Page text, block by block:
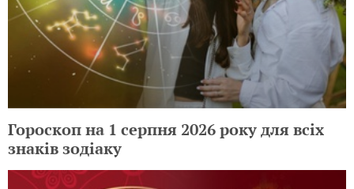
Гороскоп на 1 серпня 2026 року для всіх
знаків зодіаку